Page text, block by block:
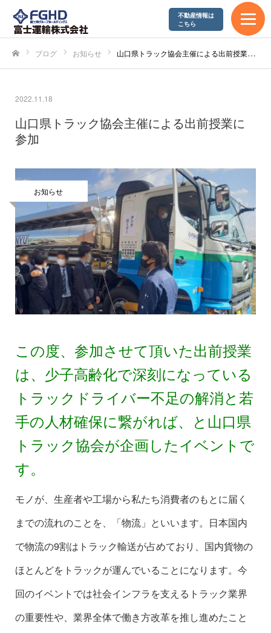
ブログ お知らせ 山口県トラック協会主催による出前授業に参加
2022.11.18
山口県トラック協会主催による出前授業に
参加
お知らせ
この度、参加させて頂いた出前授業
は、少子高齢化で深刻になっている
トラックドライバー不足の解消と若
手の人材確保に繋がれば、と山口県
トラック協会が企画したイベントで
す。
モノが、生産者や工場から私たち消費者のもとに届く
までの流れのことを、「物流」といいます。日本国内
で物流の9割はトラック輸送が占めており、国内貨物の
ほとんどをトラックが運んでいることになります。今
回のイベントでは社会インフラを支えるトラック業界
の重要性や、業界全体で働き方改革を推し進めたこと
不動産情報は
こちら